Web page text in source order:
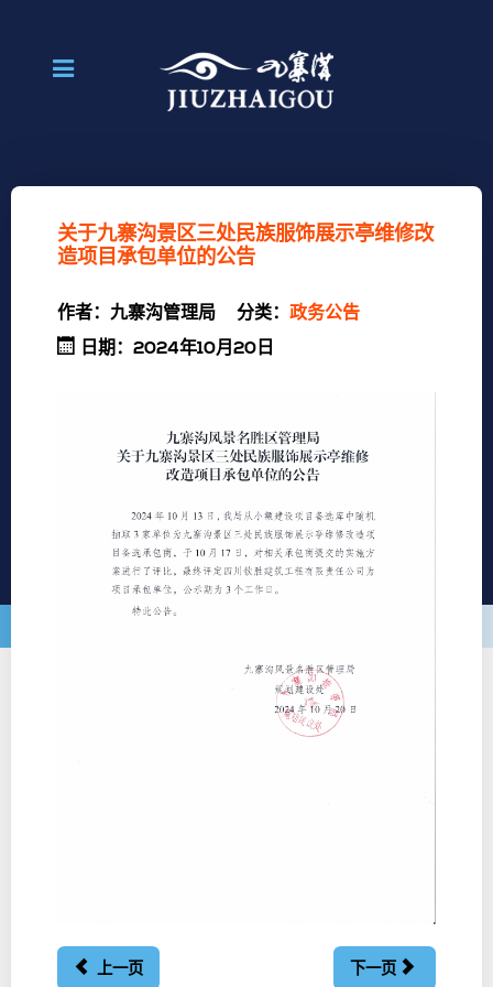
关于九寨沟景区三处民族服饰展示亭维修改
造项目承包单位的公告
作者： 九寨沟管理局 分类： 政务公告
日期：2024年10月20日
上一页 下一页